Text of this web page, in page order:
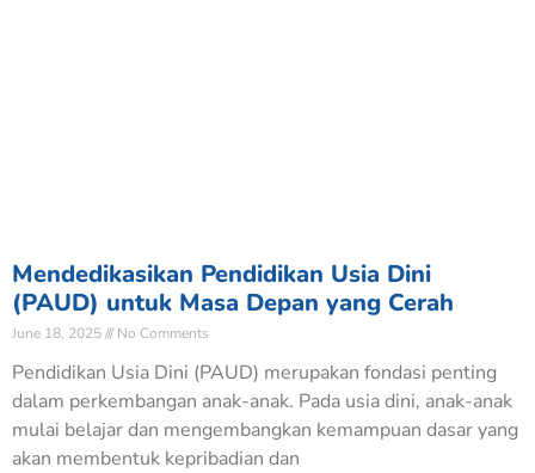
Mendedikasikan Pendidikan Usia Dini
(PAUD) untuk Masa Depan yang Cerah
June 18, 2025 No Comments
Pendidikan Usia Dini (PAUD) merupakan fondasi penting
dalam perkembangan anak-anak. Pada usia dini, anak-anak
mulai belajar dan mengembangkan kemampuan dasar yang
akan membentuk kepribadian dan